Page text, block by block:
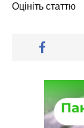
Оцініть статтю